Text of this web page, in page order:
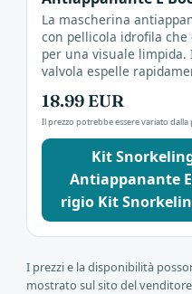
Grigio Kit
La mascherina
con pellicola idrofila
per una visuale limpida.
valvola espelle
lo...
18.99 EUR
Il prezzo potrebbe essere variato dalla
Kit
Antiappanante
rigio Kit
I prezzi e la disponibilità
mostrato sul sito del